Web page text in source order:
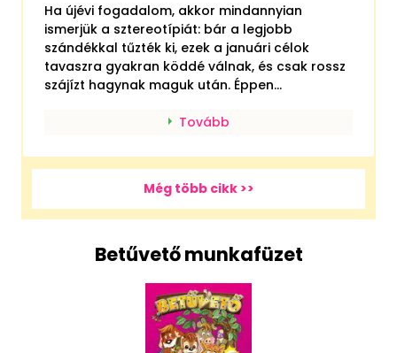
Ha újévi fogadalom, akkor mindannyian
ismerjük a sztereotípiát: bár a legjobb
szándékkal tűzték ki, ezek a januári célok
tavaszra gyakran köddé válnak, és csak rossz
szájízt hagynak maguk után. Éppen...
Tovább
Még több cikk >>
Betűvető munkafüzet